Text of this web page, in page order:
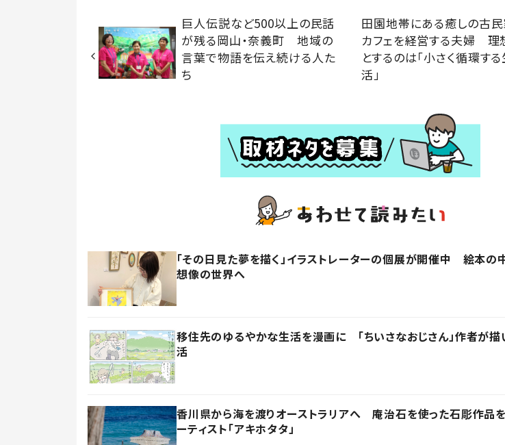
巨人伝説など500以上の民話
が残る岡山・奈義町 地域の
言葉で物語を伝え続ける人た
ち
田園地帯にある癒しの古
カフェを経営する夫婦 理
とするのは「小さく循環する
活」
「その日見た夢を描く」イラストレーターの個展が開催中 絵本の
想像の世界へ
移住先のゆるやかな生活を漫画に 「ちいさなおじさん」作者が
活
香川県から海を渡りオーストラリアへ 庵治石を使った石彫作品
ーティスト「アキホタタ」